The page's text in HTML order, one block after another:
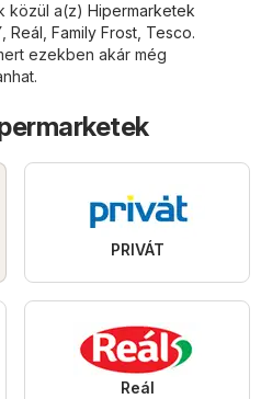
közül a(z) Hipermarketek
Reál Family Frost Tesco.
ezekben akár még
PRIVÁT
Reál